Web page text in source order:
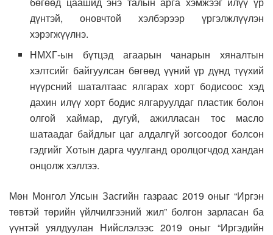
дүнтэй, оновчтой хэлбэрээр үргэлжлүүлэн
хэрэгжүүлнэ.
НМХГ-ын бүтцэд агаарын чанарын хяналтын
хэлтсийг байгуулсан бөгөөд үүний үр дүнд түүхий
нүүрсний шаталтаас ялгарах хорт бодисоос хэд
дахин илүү хорт бодис ялгаруулдаг пластик болон
олгой хаймар, дугуй, ажилласан тос масло
шатаадаг байдлыг цаг алдалгүй зогсоодог болсон
гэдгийг Хотын дарга чуулганд оролцогчдод хандан
онцолж хэллээ.
Мөн Монгол Улсын Засгийн газраас 2019 оныг “Иргэн
төвтэй төрийн үйлчилгээний жил” болгон зарласан ба
үүнтэй уялдуулан Нийслэлээс 2019 оныг “Иргэдийн